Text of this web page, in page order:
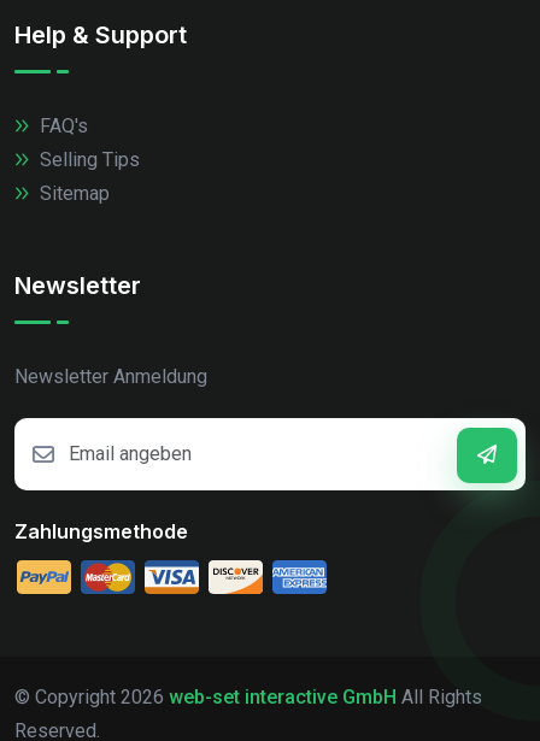
Help & Support
FAQ's
Selling Tips
Sitemap
Newsletter
Newsletter Anmeldung
Zahlungsmethode
© Copyright 2026 web-set interactive GmbH All Rights
Reserved.